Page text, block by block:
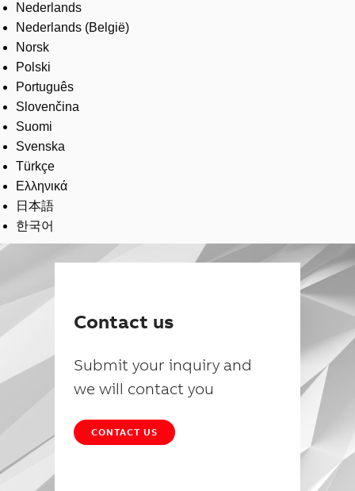
Nederlands
Nederlands (België)
Norsk
Polski
Português
Slovenčina
Suomi
Svenska
Türkçe
Ελληνικά
日本語
한국어
Contact us
Submit your inquiry and
we will contact you
CONTACT US